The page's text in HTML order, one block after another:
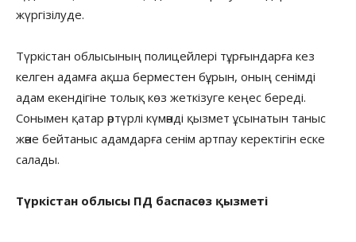
жүргізілуде.
Түркістан облысының полицейлері тұрғындарға кез
келген адамға ақша берместен бұрын, оның сенімді
адам екендігіне толық көз жеткізуге кеңес береді.
Сонымен қатар әртүрлі күмәнді қызмет ұсынатын таныс
және бейтаныс адамдарға сенім артпау керектігін еске
салады.
Түркістан облысы ПД баспасөз қызметі